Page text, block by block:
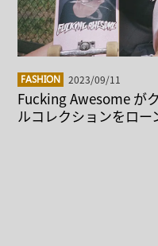
FASHION 2023/09/11
Fucking Awesome が
ルコレクションをロー